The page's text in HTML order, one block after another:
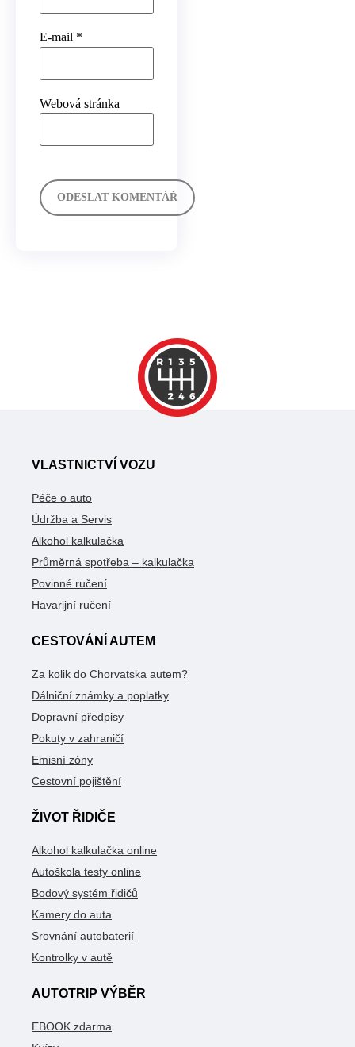
E-mail *
Webová stránka
VLASTNICTVÍ VOZU
Péče o auto
Údržba a Servis
Alkohol kalkulačka
Průměrná spotřeba – kalkulačka
Povinné ručení
Havarijní ručení
CESTOVÁNÍ AUTEM
Za kolik do Chorvatska autem?
Dálniční známky a poplatky
Dopravní předpisy
Pokuty v zahraničí
Emisní zóny
Cestovní pojištění
ŽIVOT ŘIDIČE
Alkohol kalkulačka online
Autoškola testy online
Bodový systém řidičů
Kamery do auta
Srovnání autobaterií
Kontrolky v autě
AUTOTRIP VÝBĚR
EBOOK zdarma